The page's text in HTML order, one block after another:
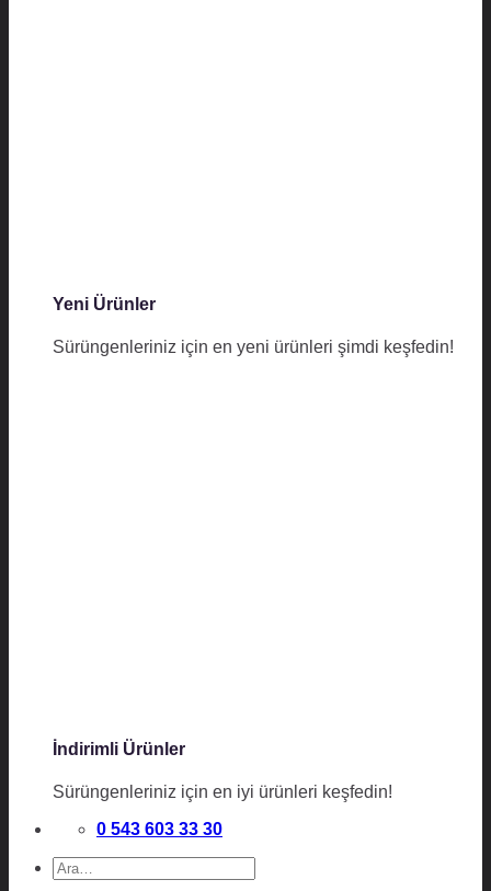
Yeni Ürünler
Sürüngenleriniz için en yeni ürünleri şimdi keşfedin!
İndirimli Ürünler
Sürüngenleriniz için en iyi ürünleri keşfedin!
0 543 603 33 30
Ara: